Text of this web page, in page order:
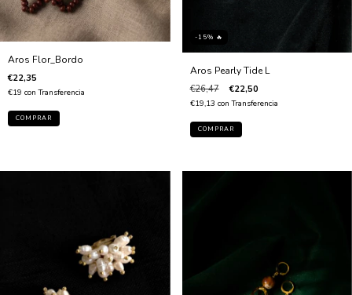
Aros Flor_Bordo
€22,35
€19 con Transferencia
-15% 🔥
Aros Pearly Tide L
€26,47 €22,50
€19,13 con Transferencia